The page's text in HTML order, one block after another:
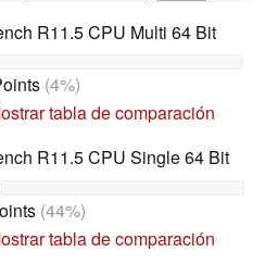
R11.5 CPU Multi 64 Bit
(4%)
tabla de comparación
R11.5 CPU Single 64 Bit
(44%)
tabla de comparación